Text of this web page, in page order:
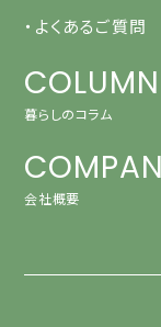
・よくあるご質問
COLUMN
暮らしのコラム
会社概要